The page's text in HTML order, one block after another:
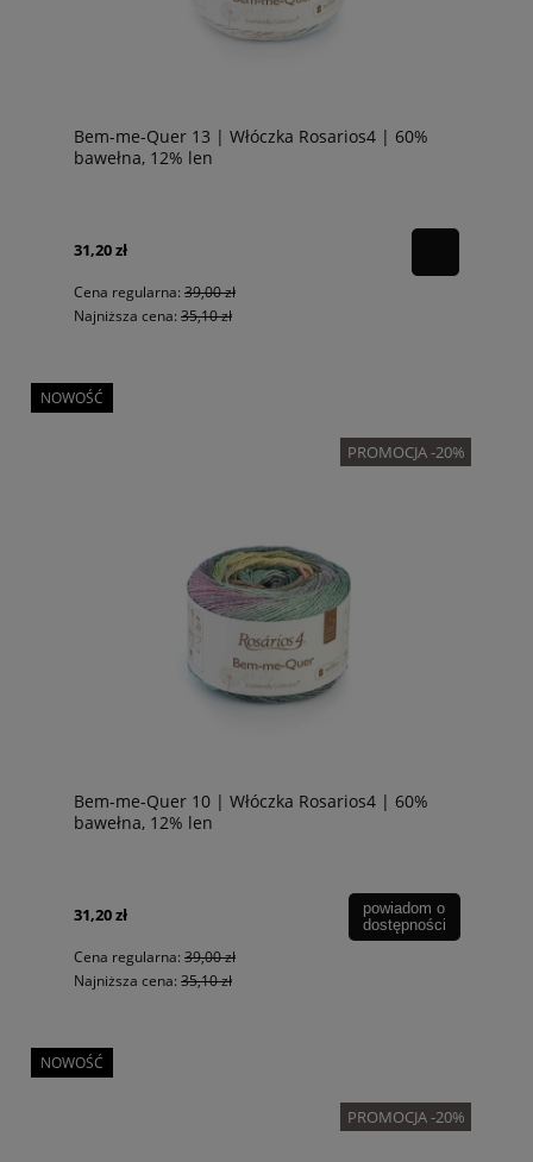
Bem-me-Quer 13 | Włóczka Rosarios4 | 60%
bawełna, 12% len
31,20 zł
Cena regularna: 39,00 zł
Najniższa cena: 35,10 zł
PROMOCJA -20%
Bem-me-Quer 10 | Włóczka Rosarios4 | 60%
bawełna, 12% len
31,20 zł
Cena regularna: 39,00 zł
Najniższa cena: 35,10 zł
powiadom o
dostępności
NOWOŚĆ
PROMOCJA -20%
NOWOŚĆ